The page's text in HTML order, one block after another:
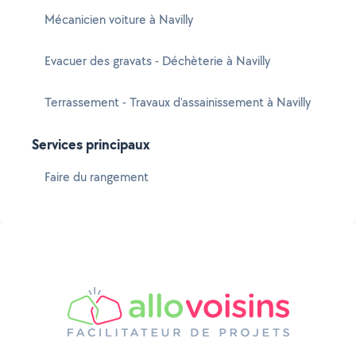
Mécanicien voiture à Navilly
Evacuer des gravats - Déchèterie à Navilly
Terrassement - Travaux d'assainissement à Navilly
Services principaux
Faire du rangement